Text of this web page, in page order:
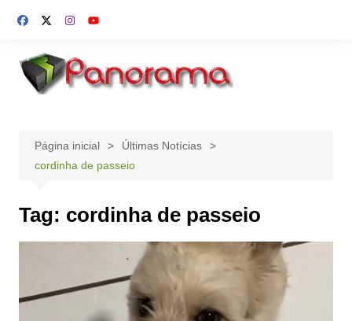
para
conteúdo
Página inicial
Últimas Notícias
cordinha de passeio
Tag: cordinha de passeio